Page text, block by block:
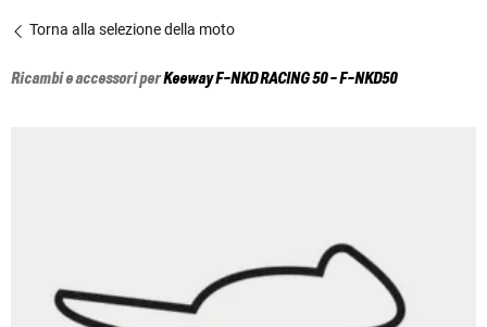
Torna alla selezione della moto
Ricambi e accessori perKeewayF-NKD RACING 50 - F-NKD50